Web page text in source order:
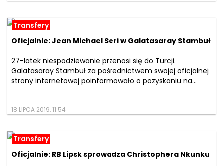
Transfery
Oficjalnie: Jean Michael Seri w Galatasaray Stambuł
27-latek niespodziewanie przenosi się do Turcji.
Galatasaray Stambuł za pośrednictwem swojej oficjalnej
strony internetowej poinformowało o pozyskaniu na...
18 LIPCA 2019, 11:54
Transfery
Oficjalnie: RB Lipsk sprowadza Christophera Nkunku